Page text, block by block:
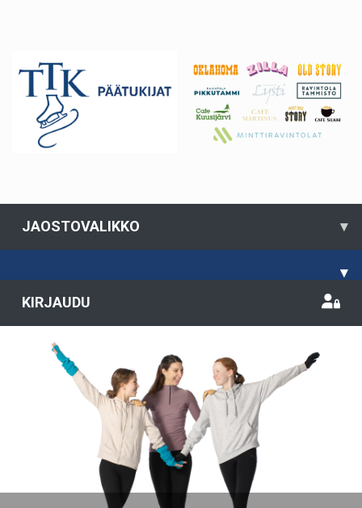
JAOSTOVALIKKO ▾
▾
KIRJAUDU